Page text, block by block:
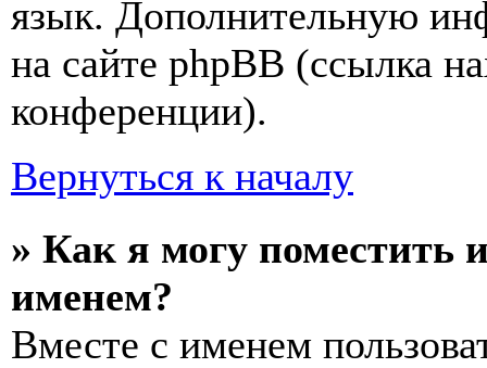
язык. Дополнительную
на сайте phpBB (ссылка
конференции).
Вернуться к началу
» Как я могу поместить
именем?
Вместе с именем